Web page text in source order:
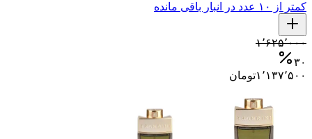
کمتر از ۱۰ عدد در انبار باقی مانده
۱٬۶۲۵٬۰۰۰
۳۰
۱٬۱۳۷٬۵۰۰تومان